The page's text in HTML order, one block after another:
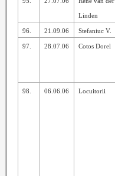
Linden
96. 21.09.06 Stefaniuc V.
97. 28.07.06 Cotos Dorel
98. 06.06.06 Locuitorii